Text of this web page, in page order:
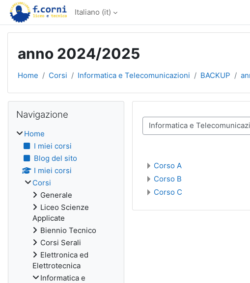
Vai al contenuto principale
Italiano ‎(it)‎
anno 2024/2025
Home Corsi Informatica e Telecomunicazioni BACKUP
Categorie di corso
Corso A
Corso B
Corso C
Blocchi
Navigazione
Home
I miei corsi
Blog del sito
I miei corsi
Corsi
Generale
Liceo Scienze
Applicate
Biennio Tecnico
Corsi Serali
Elettronica ed
Elettrotecnica
Informatica e